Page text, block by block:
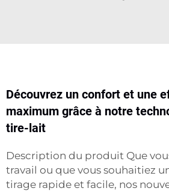
Découvrez un confort et une
maximum grâce à notre
tire-lait
Description du produit Que
travail ou que vous souhaitiez
tirage rapide et facile, nos